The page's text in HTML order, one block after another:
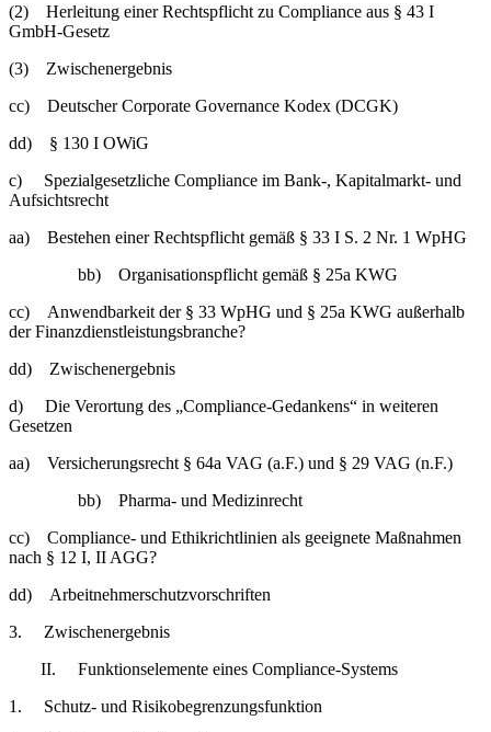
(2) Herleitung einer Rechtspflicht zu Compliance aus § 43 I
GmbH-Gesetz
(3) Zwischenergebnis
cc) Deutscher Corporate Governance Kodex (DCGK)
dd) § 130 I OWiG
c) Spezialgesetzliche Compliance im Bank-, Kapitalmarkt- und
Aufsichtsrecht
aa) Bestehen einer Rechtspflicht gemäß § 33 I S. 2 Nr. 1 WpHG
bb) Organisationspflicht gemäß § 25a KWG
cc) Anwendbarkeit der § 33 WpHG und § 25a KWG außerhalb
der Finanzdienstleistungsbranche?
dd) Zwischenergebnis
d) Die Verortung des „Compliance-Gedankens“ in weiteren
Gesetzen
aa) Versicherungsrecht § 64a VAG (a.F.) und § 29 VAG (n.F.)
bb) Pharma- und Medizinrecht
cc) Compliance- und Ethikrichtlinien als geeignete Maßnahmen
nach § 12 I, II AGG?
dd) Arbeitnehmerschutzvorschriften
3. Zwischenergebnis
II. Funktionselemente eines Compliance-Systems
1. Schutz- und Risikobegrenzungsfunktion